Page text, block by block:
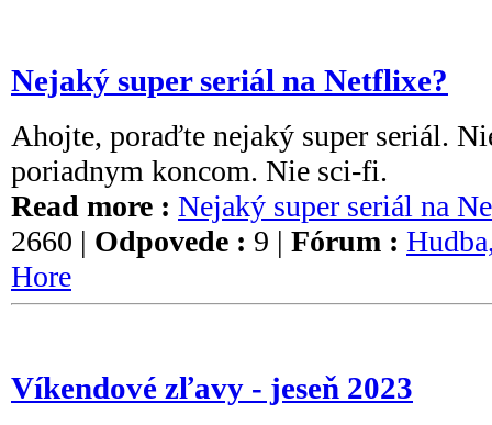
Nejaký super seriál na Netflixe?
Ahojte, poraďte nejaký super seriál.
poriadnym koncom. Nie sci-fi.
Read more : Nejaký super seriál na
2660 | Odpovede : 9 | Fórum :
Hore
Víkendové zľavy - jeseň 2023